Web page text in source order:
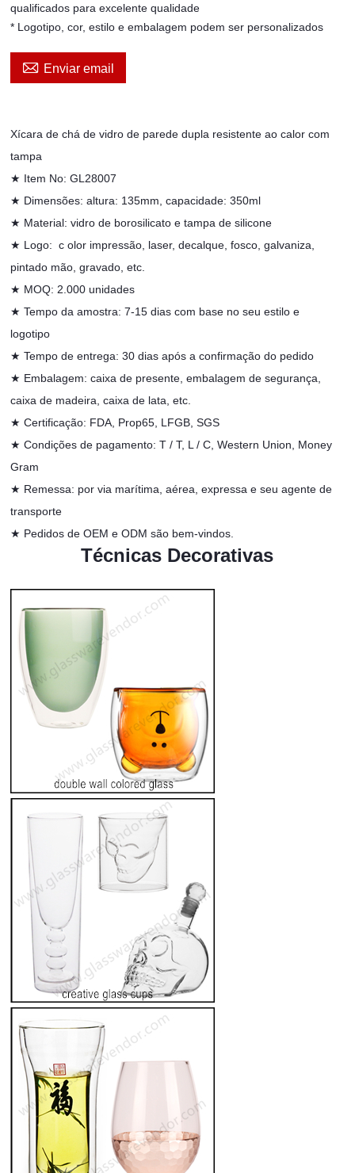
qualificados para excelente qualidade
* Logotipo, cor, estilo e embalagem podem ser personalizados
 Enviar email
Xícara de chá de vidro de parede dupla resistente ao calor com
tampa
★ Item No: GL28007
★ Dimensões: altura: 135mm, capacidade: 350ml
★ Material: vidro de borosilicato e tampa de silicone
★ Logo: c olor impressão, laser, decalque, fosco, galvaniza,
pintado mão, gravado, etc.
★ MOQ: 2.000 unidades
★ Tempo da amostra: 7-15 dias com base no seu estilo e
logotipo
★ Tempo de entrega: 30 dias após a confirmação do pedido
★ Embalagem: caixa de presente, embalagem de segurança,
caixa de madeira, caixa de lata, etc.
★Certificação: FDA, Prop65, LFGB, SGS
★Condições de pagamento: T / T, L / C, Western Union, Money
Gram
★ Remessa: por via marítima, aérea, expressa e seu agente de
transporte
★ Pedidos de OEM e ODM são bem-vindos.
Técnicas Decorativas